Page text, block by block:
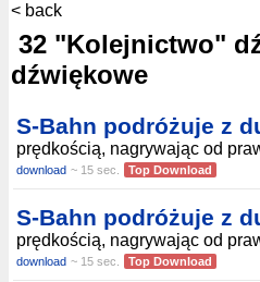
< back
32 "Kolejnictwo"
dźwiękowe
S-Bahn podróżuje z
prędkością, nagrywając od
download ~ 15 sec. Top Download
S-Bahn podróżuje z
prędkością, nagrywając od
download ~ 15 sec. Top Download